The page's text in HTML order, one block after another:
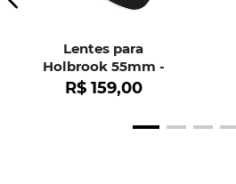
Lentes para
Holbrook 55mm -
OO9102
R$ 159,00